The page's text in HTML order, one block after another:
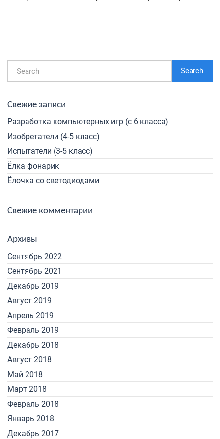
Search
Свежие записи
Разработка компьютерных игр (с 6 класса)
Изобретатели (4-5 класс)
Испытатели (3-5 класс)
Ёлка фонарик
Ёлочка со светодиодами
Свежие комментарии
Архивы
Сентябрь 2022
Сентябрь 2021
Декабрь 2019
Август 2019
Апрель 2019
Февраль 2019
Декабрь 2018
Август 2018
Май 2018
Март 2018
Февраль 2018
Январь 2018
Декабрь 2017